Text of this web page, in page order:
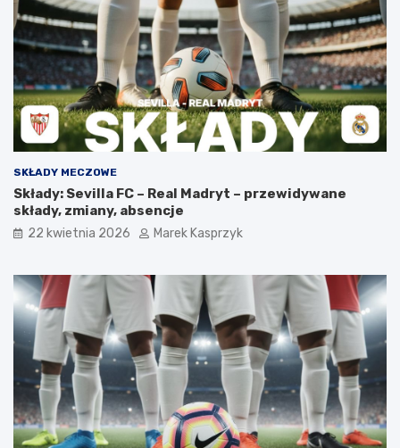
SKŁADY MECZOWE
Składy: Sevilla FC – Real Madryt – przewidywane
składy, zmiany, absencje
22 kwietnia 2026 Marek Kasprzyk